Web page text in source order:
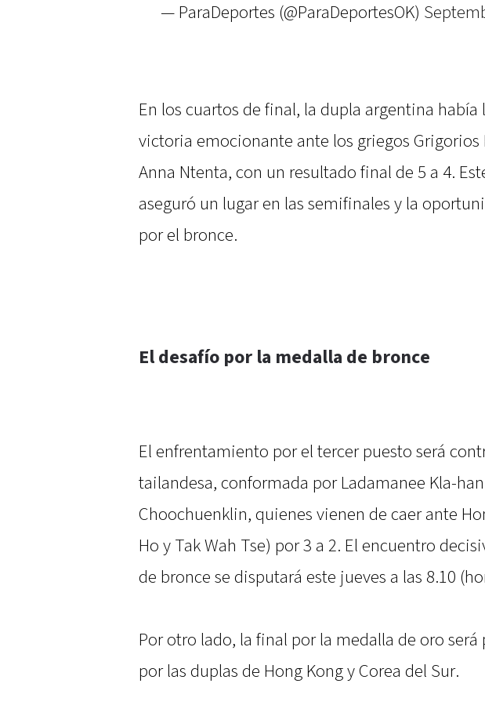
— ParaDeportes (@ParaDeportesOK)
En los cuartos de final, la dupla argentina había
victoria emocionante ante los griegos
Anna Ntenta, con un resultado final de 5 a 4.
aseguró un lugar en las semifinales y la
por el bronce.
El desafío por la medalla de bronce
El enfrentamiento por el tercer puesto será
tailandesa, conformada por Ladamanee Kla-
Choochuenklin, quienes vienen de caer ante
Ho y Tak Wah Tse) por 3 a 2. El encuentro
de bronce se disputará este jueves a las 8.10
Por otro lado, la final por la medalla de oro
por las duplas de Hong Kong y Corea del Sur.